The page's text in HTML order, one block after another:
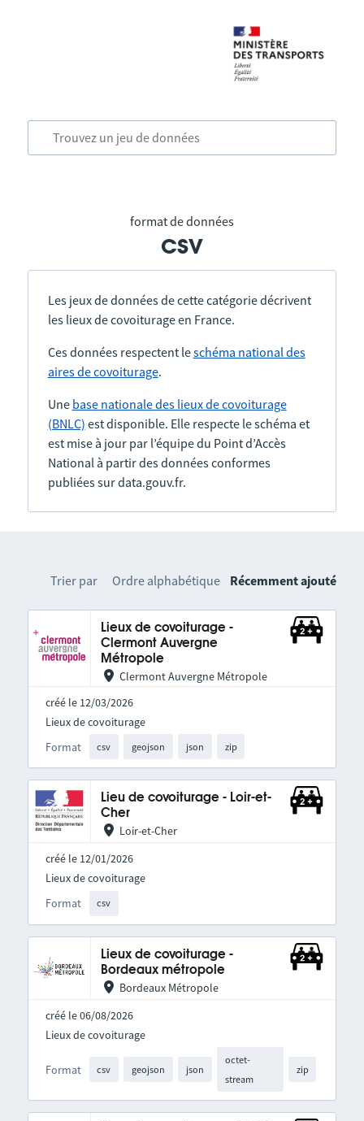
format de données
csv
Les jeux de données de cette catégorie décrivent
les lieux de covoiturage en France.
Ces données respectent leschéma national des
aires de covoiturage.
Une base nationale des lieux de covoiturage
(BNLC) est disponible. Elle respecte le schéma et
est mise à jour par l’équipe du Point d’Accès
National à partir des données conformes
publiées sur data.gouv.fr.
Trier par Ordre alphabétique Récemment ajouté
Lieux de covoiturage -
Clermont Auvergne
Métropole
Clermont Auvergne Métropole
créé le 12/03/2026
Format csv geojson json zip
Lieux de covoiturage
Lieu de covoiturage - Loir-et-
Cher
Loir-et-Cher
créé le 12/01/2026
Format csv
Lieux de covoiturage
Lieux de covoiturage -
Bordeaux métropole
Bordeaux Métropole
créé le 06/08/2026
Format csv geojson json
octet-
stream
zip
Lieux de covoiturage